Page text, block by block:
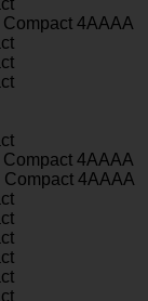
4AAAA
4AAAA
4AAAA